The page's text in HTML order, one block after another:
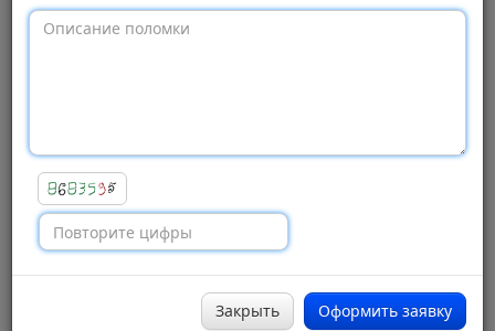
Александров
Просмотров:1454
Адрес:
Перфильева улица, 2, 1
Закрыть Оформить заявку